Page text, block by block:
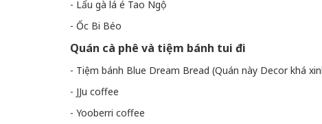
- Lẩu gà lá é Tao Ngộ
- Ốc Bi Béo
Quán cà phê và tiệm bánh tui đi
- Tiệm bánh Blue Dream Bread (Quán này Decor khá
- JJu coffee
- Yooberri coffee